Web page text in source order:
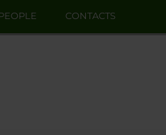
CONTACTS